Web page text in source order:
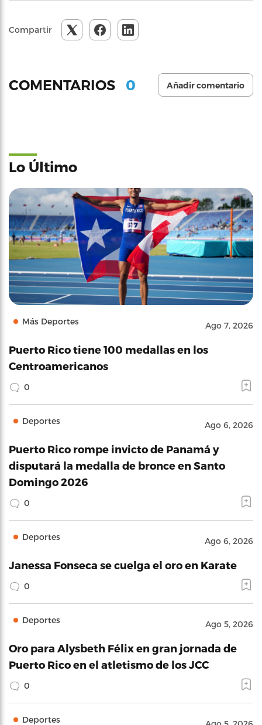
Compartir
COMENTARIOS 0 Añadir comentario
Lo Último
Más Deportes Ago 7, 2026
Puerto Rico tiene 100 medallas en los
Centroamericanos
0
Deportes Ago 6, 2026
Puerto Rico rompe invicto de Panamá y
disputará la medalla de bronce en Santo
Domingo 2026
0
Deportes Ago 6, 2026
Janessa Fonseca se cuelga el oro en Karate
0
Deportes Ago 5, 2026
Oro para Alysbeth Félix en gran jornada de
Puerto Rico en el atletismo de los JCC
0
Deportes